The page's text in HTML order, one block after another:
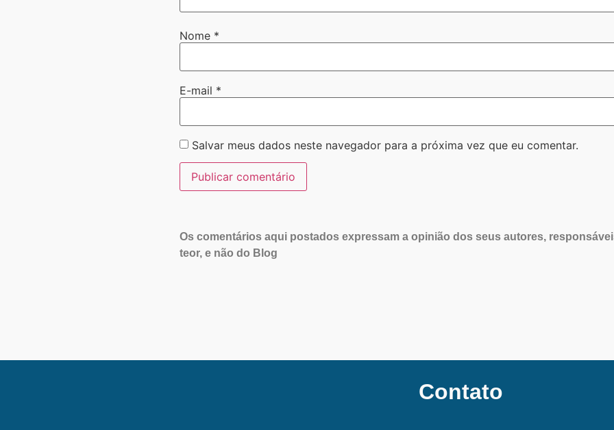
Nome *
E-mail *
Salvar meus dados neste navegador para a próxima vez que eu comentar.
Os comentários aqui postados expressam a opinião dos seus autores,
teor, e não do Blog
Contato